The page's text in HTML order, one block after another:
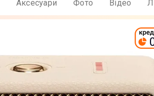
Аксесуари Фото Вiдео